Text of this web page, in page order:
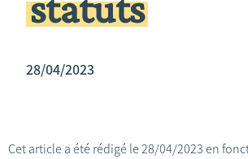
28/04/2023
Cet article a été rédigé le 28/04/2023 en